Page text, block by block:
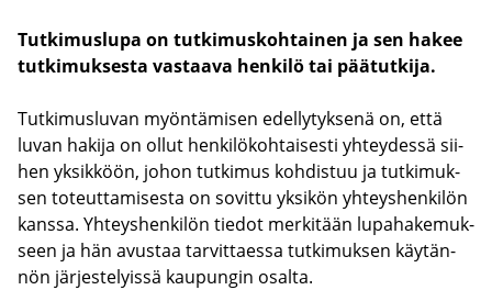
Tut­ki­mus­lu­pa on tut­ki­mus­koh­tai­nen ja sen hakee
tut­ki­muk­ses­ta vas­taa­va hen­ki­lö tai pää­tut­ki­ja.
Tut­ki­mus­lu­van myön­tä­mi­sen edel­ly­tyk­se­nä on, että
luvan ha­ki­ja on ollut hen­ki­lö­koh­tai­ses­ti yh­tey­des­sä sii­
hen yk­sik­köön, johon tut­ki­mus koh­dis­tuu ja tut­ki­muk­
sen to­teut­ta­mi­ses­ta on so­vit­tu yk­si­kön yh­teys­hen­ki­lön
kans­sa. Yh­teys­hen­ki­lön tie­dot mer­ki­tään lu­pa­ha­ke­muk­
seen ja hän avus­taa tar­vit­taes­sa tut­ki­muk­sen käy­tän­
nön jär­jes­te­lyis­sä kau­pun­gin osal­ta.